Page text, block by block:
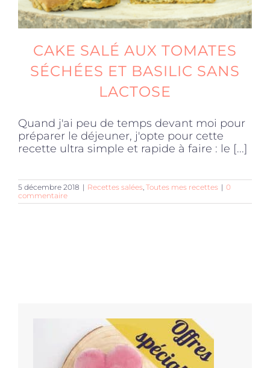
CAKE SALÉ AUX TOMATES
SÉCHÉES ET BASILIC SANS
LACTOSE
Quand j'ai peu de temps devant moi pour
préparer le déjeuner, j'opte pour cette
recette ultra simple et rapide à faire : le [...]
5 décembre 2018 | Recettes salées Toutes mes recettes | 0
commentaire